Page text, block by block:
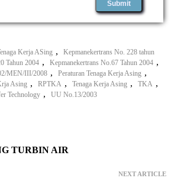
Kerja ASing ,
Kepmanekertrans No. 228 tahun
Tahun 2004 , Kepmanekertrans No.67 Tahun 2004 ,
MEN/III/2008 , Peraturan Tenaga Kerja Asing ,
Asing , RPTKA , Tenaga Kerja Asing , TKA ,
Technology , UU No.13/2003
TURBIN AIR
NEXT ARTICLE